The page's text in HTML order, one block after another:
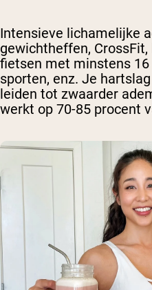
Intensieve lichamelijke
gewichtheffen,
fietsen met minstens
sporten, enz. Je
leiden tot zwaarder
werkt op 70-85 procent